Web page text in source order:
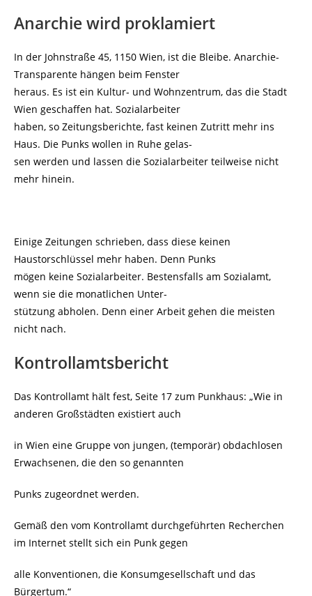
Anarchie wird proklamiert
In der Johnstraße 45, 1150 Wien, ist die Bleibe. Anarchie-
Transparente hängen beim Fenster
heraus. Es ist ein Kultur- und Wohnzentrum, das die Stadt
Wien geschaffen hat. Sozialarbeiter
haben, so Zeitungsberichte, fast keinen Zutritt mehr ins
Haus. Die Punks wollen in Ruhe gelas-
sen werden und lassen die Sozialarbeiter teilweise nicht
mehr hinein.
Einige Zeitungen schrieben, dass diese keinen
Haustorschlüssel mehr haben. Denn Punks
mögen keine Sozialarbeiter. Bestensfalls am Sozialamt,
wenn sie die monatlichen Unter-
stützung abholen. Denn einer Arbeit gehen die meisten
nicht nach.
Kontrollamtsbericht
Das Kontrollamt hält fest, Seite 17 zum Punkhaus: „Wie in
anderen Großstädten existiert auch
in Wien eine Gruppe von jungen, (temporär) obdachlosen
Erwachsenen, die den so genannten
Punks zugeordnet werden.
Gemäß den vom Kontrollamt durchgeführten Recherchen
im Internet stellt sich ein Punk gegen
alle Konventionen, die Konsumgesellschaft und das
Bürgertum.“